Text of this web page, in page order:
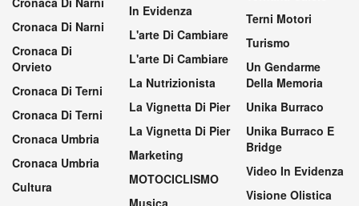
Cronaca Di Narni
Cronaca Di
Orvieto
Cronaca Di Terni
Cronaca Di Terni
Cronaca Umbria
Cronaca Umbria
Cultura
In Evidenza
L'arte Di Cambiare
L'arte Di Cambiare
La Nutrizionista
La Vignetta Di Pier
La Vignetta Di Pier
Marketing
MOTOCICLISMO
Musica
Terni Motori
Turismo
Un Gendarme
Della Memoria
Unika Burraco
Unika Burraco E
Bridge
Video In Evidenza
Visione Olistica